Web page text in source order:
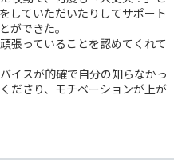
していただいたりしてサポート
ができた。
張っていることを認めてくれて
イスが的確で自分の知らなかっ
ださり、モチベーションが上が